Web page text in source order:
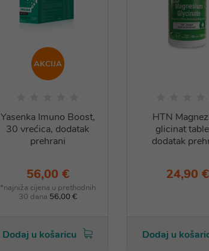
AKCIJA
Yasenka Imuno Boost,
30 vrećica, dodatak
prehrani
56,00 €
*najniža cijena u prethodnih
30 dana 56,00 €
Dodaj u košaricu
HTN
glicinat
dodatak
24,90 €
Dodaj u